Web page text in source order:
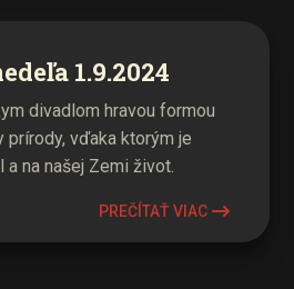
1.9.2024
divadlom hravou formou
prírody, vďaka ktorým je
a na našej Zemi život.
PREČÍTAŤ VIAC